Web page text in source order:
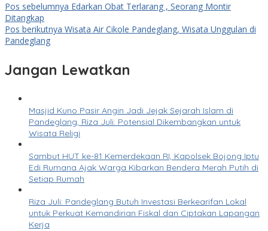
Pos sebelumnya Edarkan Obat Terlarang , Seorang Montir
Ditangkap
Pos berikutnya Wisata Air Cikole Pandeglang, Wisata Unggulan di
Pandeglang
Jangan Lewatkan
Masjid Kuno Pasir Angin Jadi Jejak Sejarah Islam di
Pandeglang, Riza Juli: Potensial Dikembangkan untuk
Wisata Religi
Sambut HUT ke-81 Kemerdekaan RI, Kapolsek Bojong Iptu
Edi Rumana Ajak Warga Kibarkan Bendera Merah Putih di
Setiap Rumah
Riza Juli: Pandeglang Butuh Investasi Berkearifan Lokal
untuk Perkuat Kemandirian Fiskal dan Ciptakan Lapangan
Kerja